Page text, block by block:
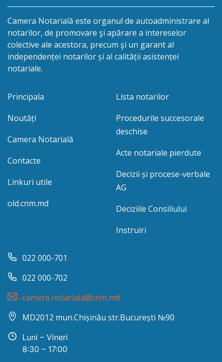
Camera Notarială este organul de autoadministrare al
notarilor, de promovare şi apărare a intereselor
colective ale acestora, precum şi un garant al
independenței notarilor și al calității asistenței
notariale.
Principala
Noutăți
Camera Notarială
Contacte
Linkuri utile
old.cnm.md
Lista notarilor
Procedurile succesorale
deschise
Acte notariale pierdute
Decizii și procese-verbale
AG
Deciziile Consiliului
Instruiri
022 000-701
022 000-702
camera.notariala@cnm.md
MD2012 mun.Chișinău str.București №90
Luni – Vineri
8:30 – 17:00